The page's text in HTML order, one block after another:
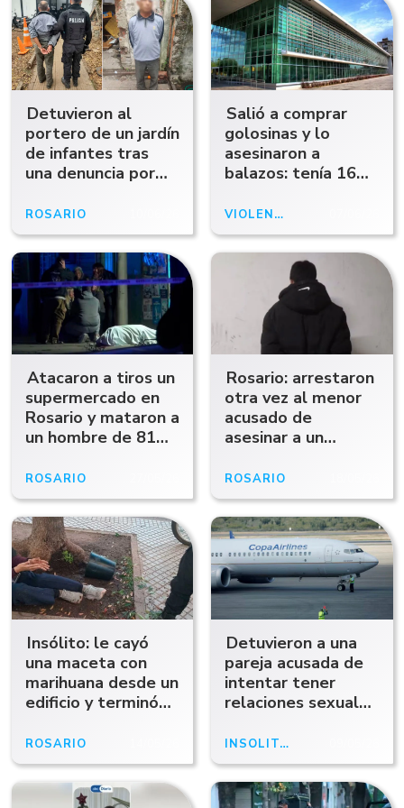
Detuvieron al
portero de un jardín
de infantes tras
una denuncia por
un niño de 4 años
ROSARIO
Salió a comprar
golosinas y lo
asesinaron a
balazos: tenía 16
VIOLENCIA EN ROSARIO
Atacaron a tiros un
supermercado en
Rosario y mataron a
un hombre de 81
ROSARIO
Rosario: arrestaron
otra vez al menor
acusado de
asesinar a un
ROSARIO
Insólito: le cayó
una maceta con
marihuana desde un
edificio y terminó
ROSARIO
Detuvieron a una
pareja acusada de
intentar tener
relaciones sexuales
aterrizó en Rosario
INSÓLITO